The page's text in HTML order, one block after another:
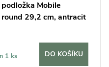
Mobile
29,2 cm, antracit
1 ks DO KOŠÍKU